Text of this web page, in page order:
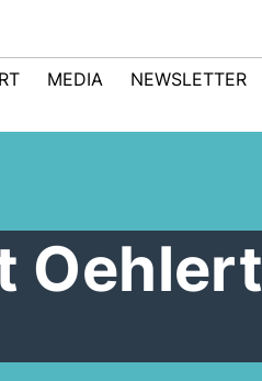
MEDIA
NEWSLETTER
Oehlert